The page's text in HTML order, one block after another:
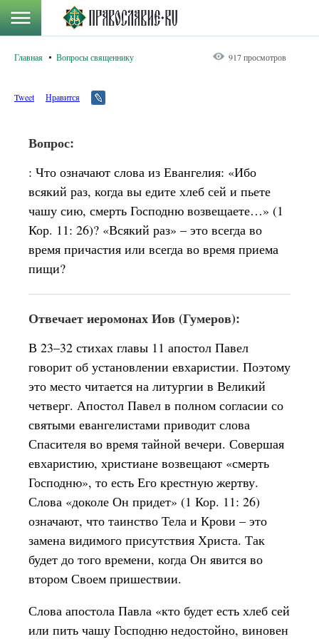
Главная Вопросы священнику 917 просмотров
Tweet Нравится
Вопрос:
: Что означают слова из Евангелия: «Ибо
всякий раз, когда вы едите хлеб сей и пьете
чашу сию, смерть Господню возвещаете…» (1
Кор. 11: 26)? «Всякий раз» – это всегда во
время причастия или всегда во время приема
пищи?
Отвечает иеромонах Иов (Гумеров):
В 23–32 стихах главы 11 апостол Павел
говорит об установлении евхаристии. Поэтому
это место читается на литургии в Великий
четверг. Апостол Павел в полном согласии со
святыми евангелистами приводит слова
Спасителя во время тайной вечери. Совершая
евхаристию, христиане возвещают «смерть
Господню», то есть Его крестную жертву.
Слова «доколе Он придет» (1 Кор. 11: 26)
означают, что таинство Тела и Крови – это
замена видимого присутствия Христа. Так
будет до того времени, когда Он явится во
втором Своем пришествии.
Слова апостола Павла «кто будет есть хлеб сей
или пить чашу Господню недостойно, виновен